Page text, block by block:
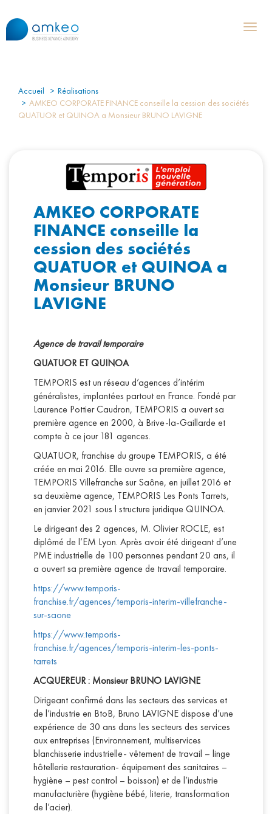
Accueil
Réalisations
AMKEO CORPORATE FINANCE conseille la cession des sociétés
QUATUOR et QUINOA a Monsieur BRUNO LAVIGNE
AMKEO CORPORATE
FINANCE conseille la
cession des sociétés
QUATUOR et QUINOA a
Monsieur BRUNO
LAVIGNE
Agence de travail temporaire
QUATUOR ET QUINOA
TEMPORIS est un réseau d’agences d’intérim
généralistes, implantées partout en France. Fondé par
Laurence Pottier Caudron, TEMPORIS a ouvert sa
première agence en 2000, à Brive-la-Gaillarde et
compte à ce jour 181 agences.
QUATUOR, franchise du groupe TEMPORIS, a été
créée en mai 2016. Elle ouvre sa première agence,
TEMPORIS Villefranche sur Saône, en juillet 2016 et
sa deuxième agence, TEMPORIS Les Ponts Tarrets,
en janvier 2021 sous l structure juridique QUINOA.
Le dirigeant des 2 agences, M. Olivier ROCLE, est
diplômé de l’EM Lyon. Après avoir été dirigeant d’une
PME industrielle de 100 personnes pendant 20 ans, il
a ouvert sa première agence de travail temporaire.
https://www.temporis-
franchise.fr/agences/temporis-interim-villefranche-
sur-saone
https://www.temporis-
franchise.fr/agences/temporis-interim-les-ponts-
tarrets
ACQUEREUR : Monsieur BRUNO LAVIGNE
Dirigeant confirmé dans les secteurs des services et
de l’industrie en BtoB, Bruno LAVIGNE dispose d’une
expérience de 30 ans dans les secteurs des services
aux entreprises (Environnement, multiservices
blanchisserie industrielle- vêtement de travail – linge
hôtellerie restauration- équipement des sanitaires –
hygiène – pest control – boisson) et de l’industrie
manufacturière (hygiène bébé, literie, transformation
de l’acier).